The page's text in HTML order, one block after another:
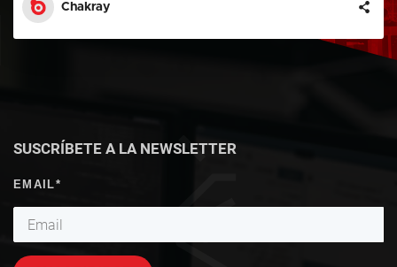
Chakray
SUSCRÍBETE A LA NEWSLETTER